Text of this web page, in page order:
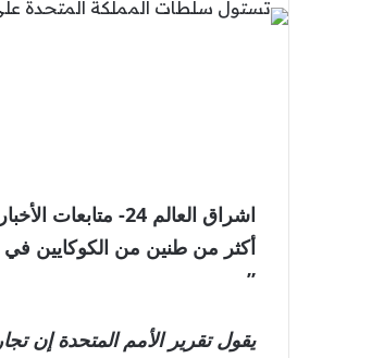
اشراق العالم 24-
أكثر من طنين من الكوكايين
”